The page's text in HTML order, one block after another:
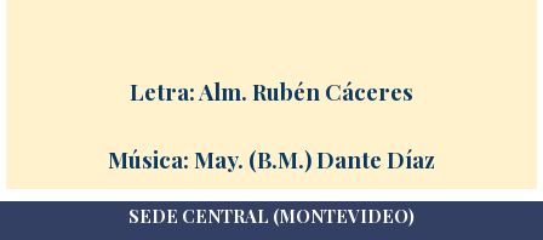
Letra: Alm. Rubén Cáceres
Música: May. (B.M.) Dante Díaz
SEDE CENTRAL (MONTEVIDEO)